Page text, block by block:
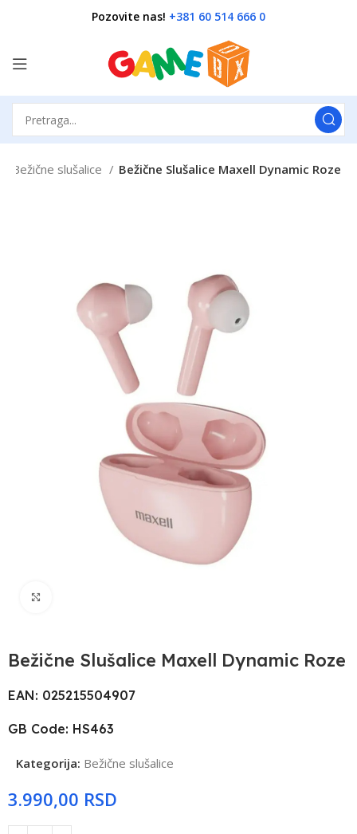
Pozovite nas! +381 60 514 666 0
Bežične slušalice Bežične Slušalice Maxell Dynamic Roze
Bežične Slušalice Maxell Dynamic Roze
EAN: 025215504907
GB Code: HS463
Kategorija: Bežične slušalice
RSD